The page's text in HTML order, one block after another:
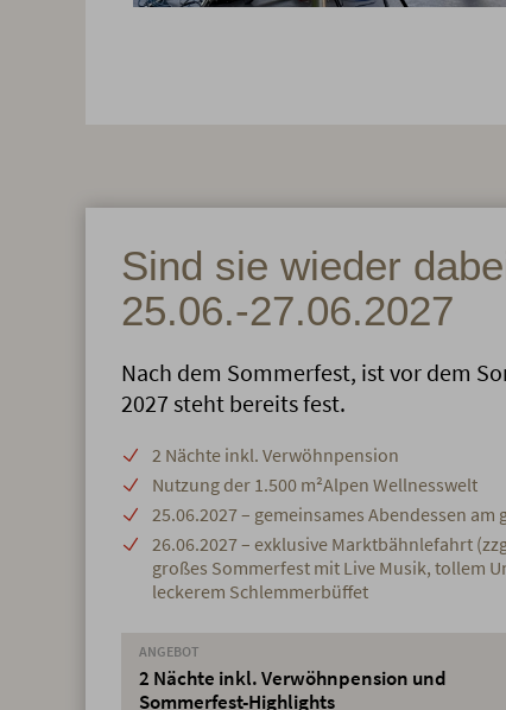
Sind sie wieder
25.06.-27.06.2027
Nach dem Sommerfest, ist vor dem
2027 steht bereits fest.
2 Nächte inkl. Verwöhnpension
Nutzung der 1.500 m²Alpen Wellnesswelt
25.06.2027 – gemeinsames Abendessen am
26.06.2027 – exklusive Marktbähnlefahrt
großes Sommerfest mit Live Musik, tollem
leckerem Schlemmerbüffet
ANGEBOT
2 Nächte inkl. Verwöhnpension und
Sommerfest-Highlights